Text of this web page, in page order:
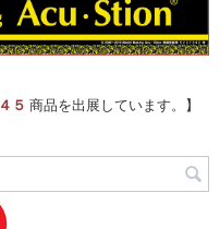
５ 商品を出展しています。】